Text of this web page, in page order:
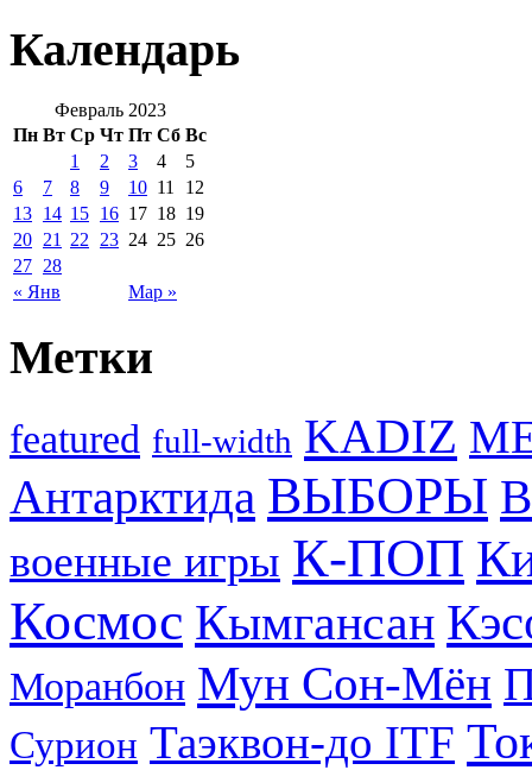
Календарь
Февраль 2023
Пн Вт Ср Чт Пт Сб Вс
« Янв Мар »
1 2 3 4
5
6
7 8 9 10 11
12
13 14 15 16 17 18 19
20 21 22 23 24 25 26
27 28
Метки
featured full-width KADIZ
Антарктида ВЫБОРЫ
военные игры К-ПОП
Космос Кымгансан
Моранбон Мун Сон-Мён
Сурион Таэквон-до ITF